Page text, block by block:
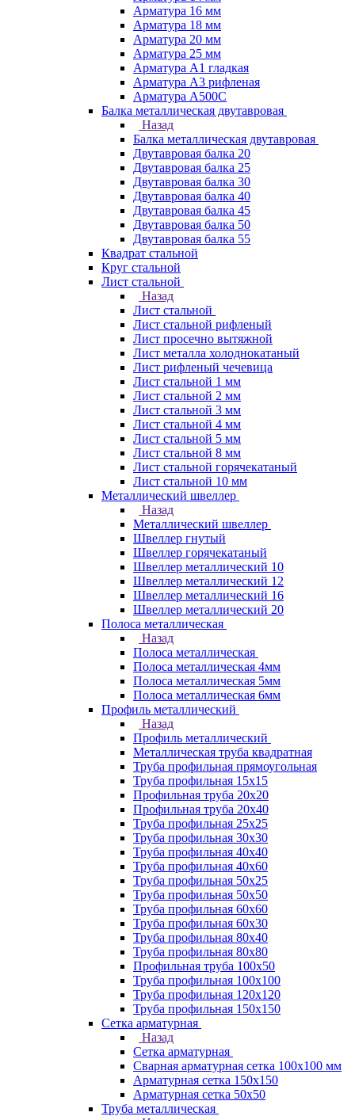
Арматура 16 мм
Арматура 18 мм
Арматура 20 мм
Арматура 25 мм
Арматура А1 гладкая
Арматура А3 рифленая
Арматура А500С
Балка металлическая двутавровая
Назад
Балка металлическая двутавровая
Двутавровая балка 20
Двутавровая балка 25
Двутавровая балка 30
Двутавровая балка 40
Двутавровая балка 45
Двутавровая балка 50
Двутавровая балка 55
Квадрат стальной
Круг стальной
Лист стальной
Назад
Лист стальной
Лист стальной рифленый
Лист просечно вытяжной
Лист металла холоднокатаный
Лист рифленый чечевица
Лист стальной 1 мм
Лист стальной 2 мм
Лист стальной 3 мм
Лист стальной 4 мм
Лист стальной 5 мм
Лист стальной 8 мм
Лист стальной горячекатаный
Лист стальной 10 мм
Металлический швеллер
Назад
Металлический швеллер
Швеллер гнутый
Швеллер горячекатаный
Швеллер металлический 10
Швеллер металлический 12
Швеллер металлический 16
Швеллер металлический 20
Полоса металлическая
Назад
Полоса металлическая
Полоса металлическая 4мм
Полоса металлическая 5мм
Полоса металлическая 6мм
Профиль металлический
Назад
Профиль металлический
Металлическая труба квадратная
Труба профильная прямоугольная
Труба профильная 15х15
Профильная труба 20х20
Профильная труба 20х40
Труба профильная 25х25
Труба профильная 30x30
Труба профильная 40х40
Труба профильная 40х60
Труба профильная 50х25
Труба профильная 50х50
Труба профильная 60x60
Труба профильная 60х30
Труба профильная 80х40
Труба профильная 80х80
Профильная труба 100х50
Труба профильная 100х100
Труба профильная 120х120
Труба профильная 150х150
Сетка арматурная
Назад
Сетка арматурная
Сварная арматурная сетка 100х100 мм
Арматурная сетка 150х150
Арматурная сетка 50х50
Труба металлическая